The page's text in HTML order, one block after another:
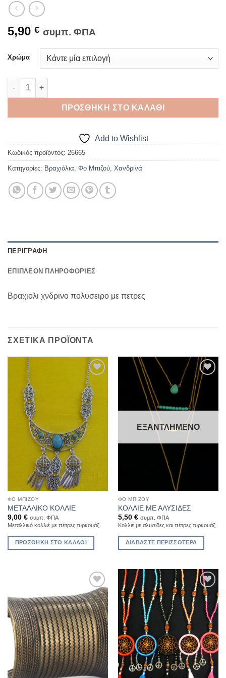
5,90 € συμπ. ΦΠΑ
Χρώμα
ΒΡΑΧΙΟΛΙ ΧΑΝΔΡΙΝΟ Σχέδιο 2 ποσότητα
ΠΡΟΣΘΉΚΗ ΣΤΟ ΚΑΛΆΘΙ
Add to Wishlist
Κωδικός προϊόντος: 26665
Κατηγορίες: Βραχιόλια Φο Μπιζού Χανδρινά
ΠΕΡΙΓΡΑΦΉ
ΕΠΙΠΛΈΟΝ ΠΛΗΡΟΦΟΡΊΕΣ
Βραχιολι χνδρινο πολυσειρο με πετρες
ΣΧΕΤΙΚΆ ΠΡΟΪΌΝΤΑ
Add to
Wishlist
ΦΟ ΜΠΙΖΟΎ
ΜΕΤΑΛΛΙΚΟ ΚΟΛΛΙΕ
9,00 € συμπ. ΦΠΑ
Μεταλλικό κολλιέ με πέτρες τυρκουάζ.
ΠΡΟΣΘΉΚΗ ΣΤΟ ΚΑΛΆΘΙ
Add to
Wishlist
ΕΞΑΝΤΛΗΜΈΝΟ
ΦΟ ΜΠΙΖΟΎ
ΚΟΛΛΙΕ ΜΕ ΑΛΥΣΙΔΕΣ
5,50 € συμπ. ΦΠΑ
Κολλιέ με αλυσίδες και πέτρες τυρκουάζ.
ΔΙΑΒΆΣΤΕ ΠΕΡΙΣΣΌΤΕΡΑ
Add to
Wishlist
Add to
Wishlist